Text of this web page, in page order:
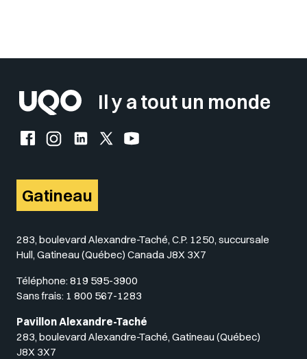
Il y a tout un monde
Facebook de l'UQO
Instagram de l'UQO
LinkedIn de l'UQO
X (Twitter) de l'UQO
YouTube de l'UQO
Gatineau
283, boulevard Alexandre-Taché, C.P. 1250, succursale
Hull, Gatineau (Québec) Canada J8X 3X7
Téléphone: 819 595-3900
Sans frais: 1 800 567-1283
Pavillon Alexandre-Taché
283, boulevard Alexandre-Taché, Gatineau (Québec)
J8X 3X7